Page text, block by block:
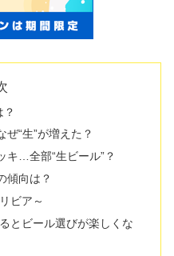
？
“生”が増えた？
キ…全部“生ビール”？
傾向は？
ビア～
とビール選びが楽しくな